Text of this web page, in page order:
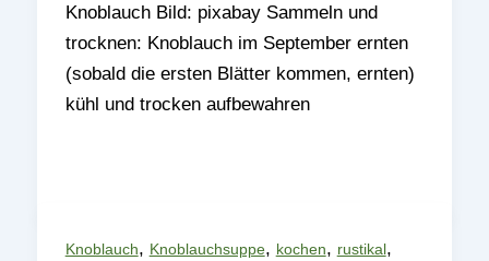
Knoblauch Bild: pixabay Sammeln und
trocknen: Knoblauch im September ernten
(sobald die ersten Blätter kommen, ernten)
kühl und trocken aufbewahren
Knoblauch, Knoblauchsuppe, kochen, rustikal,